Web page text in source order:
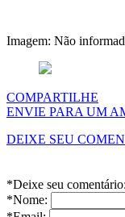
Imagem: Não
COMPARTILHE
ENVIE PARA UM
DEIXE SEU
*Deixe seu comentário:
*Nome: